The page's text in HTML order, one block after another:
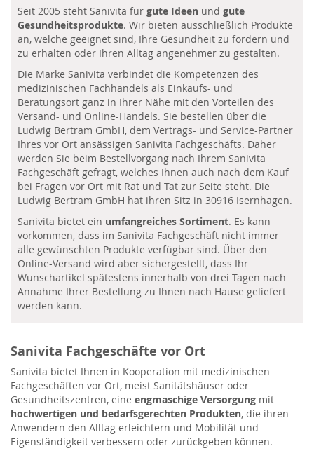
Seit 2005 steht Sanivita für gute Ideen und gute
Gesundheitsprodukte. Wir bieten ausschließlich Produkte
an, welche geeignet sind, Ihre Gesundheit zu fördern und
zu erhalten oder Ihren Alltag angenehmer zu gestalten.
Die Marke Sanivita verbindet die Kompetenzen des
medizinischen Fachhandels als Einkaufs- und
Beratungsort ganz in Ihrer Nähe mit den Vorteilen des
Versand- und Online-Handels. Sie bestellen über die
Ludwig Bertram GmbH, dem Vertrags- und Service-Partner
Ihres vor Ort ansässigen Sanivita Fachgeschäfts. Daher
werden Sie beim Bestellvorgang nach Ihrem Sanivita
Fachgeschäft gefragt, welches Ihnen auch nach dem Kauf
bei Fragen vor Ort mit Rat und Tat zur Seite steht. Die
Ludwig Bertram GmbH hat ihren Sitz in 30916 Isernhagen.
Sanivita bietet ein umfangreiches Sortiment. Es kann
vorkommen, dass im Sanivita Fachgeschäft nicht immer
alle gewünschten Produkte verfügbar sind. Über den
Online-Versand wird aber sichergestellt, dass Ihr
Wunschartikel spätestens innerhalb von drei Tagen nach
Annahme Ihrer Bestellung zu Ihnen nach Hause geliefert
werden kann.
Sanivita Fachgeschäfte vor Ort
Sanivita bietet Ihnen in Kooperation mit medizinischen
Fachgeschäften vor Ort, meist Sanitätshäuser oder
Gesundheitszentren, eine engmaschige Versorgung mit
hochwertigen und bedarfsgerechten Produkten, die ihren
Anwendern den Alltag erleichtern und Mobilität und
Eigenständigkeit verbessern oder zurückgeben können.